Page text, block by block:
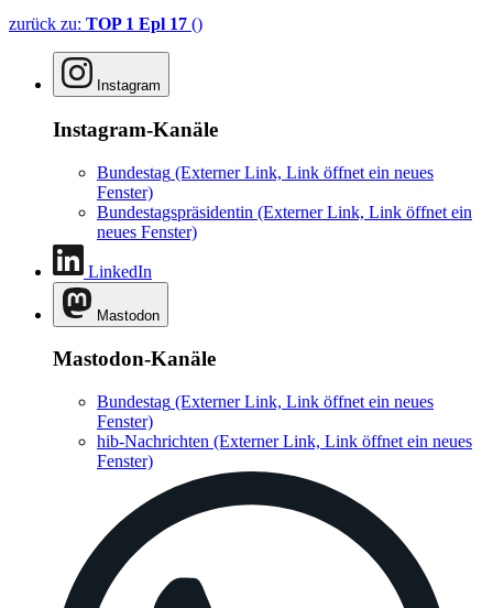
zurück zu: TOP 1 Epl 17 ()
Instagram
Instagram-Kanäle
Bundestag (Externer Link, Link öffnet ein neues
Fenster)
Bundestagspräsidentin (Externer Link, Link öffnet ein
neues Fenster)
LinkedIn
Mastodon
Mastodon-Kanäle
Bundestag (Externer Link, Link öffnet ein neues
Fenster)
hib-Nachrichten (Externer Link, Link öffnet ein neues
Fenster)